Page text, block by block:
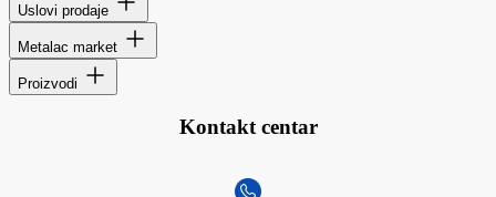
Uslovi prodaje
Metalac market
Proizvodi
Kontakt centar